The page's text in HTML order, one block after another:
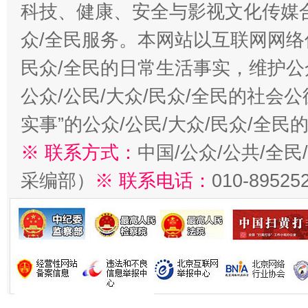
科技、健康、安全与影视文化传
众/全民服务。本网站以互联网网
民众/全民的日常生活事实，维护
公众/公民/大众/民众/全民的社会公
实事”的公众/公民/大众/民众/全民
※ 联系方式： 中国/公众/公共/全
采编部） ※ 联系电话： 010-